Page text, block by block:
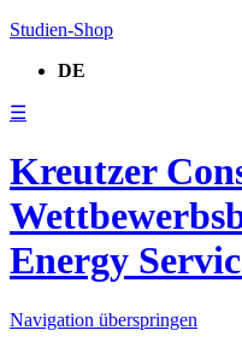
Studien-Shop
DE
☰
Kreutzer
Energy
Navigation überspringen